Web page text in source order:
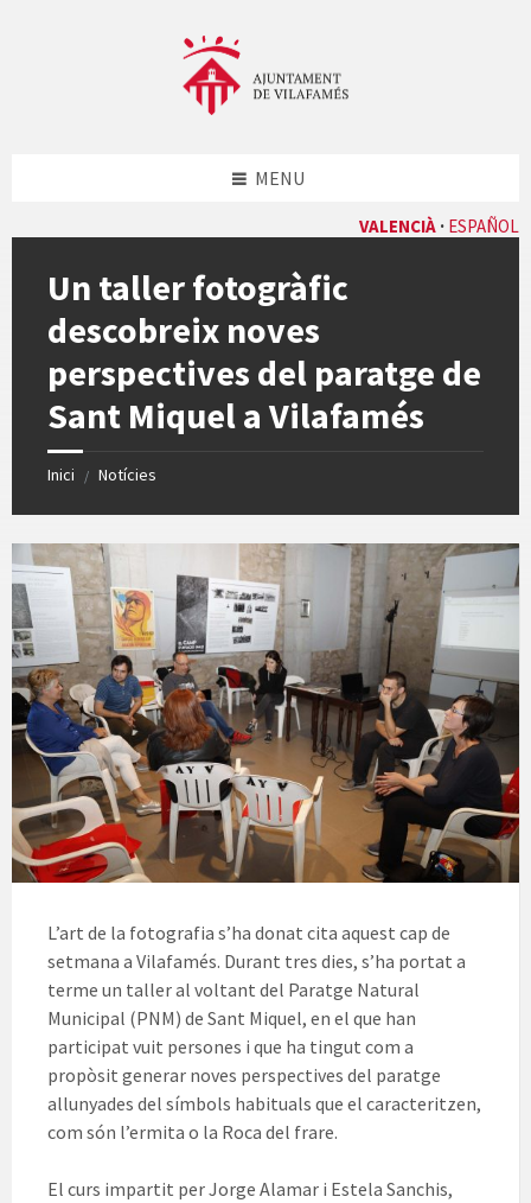
VALENCIÀ ESPAÑOL
MENU
Un taller fotogràfic
descobreix noves
perspectives del paratge de
Sant Miquel a Vilafamés
Inici / Notícies
L’art de la fotografia s’ha donat cita aquest cap de
setmana a Vilafamés. Durant tres dies, s’ha portat a
terme un taller al voltant del Paratge Natural
Municipal (PNM) de Sant Miquel, en el que han
participat vuit persones i que ha tingut com a
propòsit generar noves perspectives del paratge
allunyades del símbols habituals que el caracteritzen,
com són l’ermita o la Roca del frare.
El curs impartit per Jorge Alamar i Estela Sanchis,